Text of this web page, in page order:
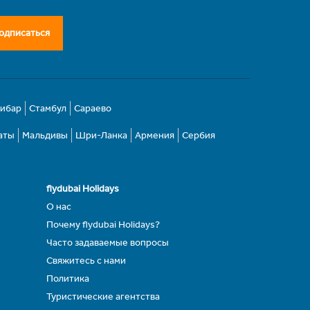
Стамбул Сараево
Мальдивы Шри-Ланка Армения Сербия
flydubai Holidays
О нас
Почему flydubai Holidays?
Часто задаваемые вопросы
Свяжитесь с нами
Политика
Туристические агентства